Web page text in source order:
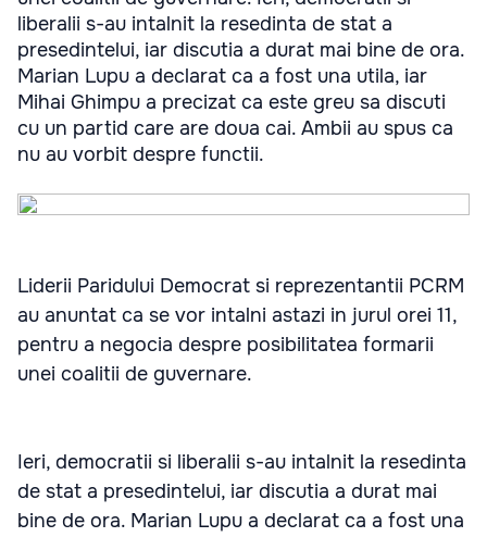
liberalii s-au intalnit la resedinta de stat a
presedintelui, iar discutia a durat mai bine de ora.
Marian Lupu a declarat ca a fost una utila, iar
Mihai Ghimpu a precizat ca este greu sa discuti
cu un partid care are doua cai. Ambii au spus ca
nu au vorbit despre functii.
Liderii Paridului Democrat si reprezentantii PCRM
au anuntat ca se vor intalni astazi in jurul orei 11,
pentru a negocia despre posibilitatea formarii
unei coalitii de guvernare.
Ieri, democratii si liberalii s-au intalnit la resedinta
de stat a presedintelui, iar discutia a durat mai
bine de ora. Marian Lupu a declarat ca a fost una